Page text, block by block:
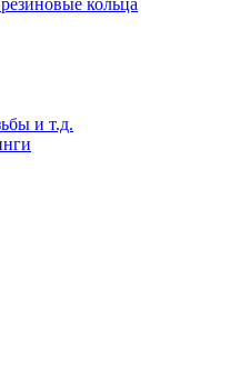
кольца
и т.д.